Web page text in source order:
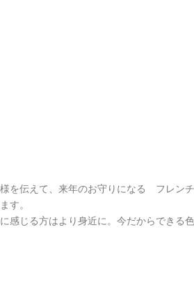
を伝えて、来年のお守りになる フレン
す。
感じる方はより身近に。今だからできる